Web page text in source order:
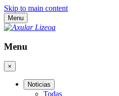
Skip to main content
Menu
Menu
×
Noticias
Todas